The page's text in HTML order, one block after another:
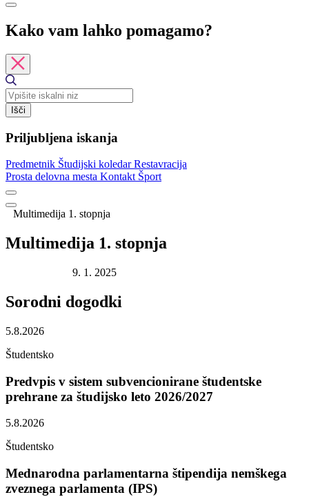
Kako vam lahko pomagamo?
Išči
Priljubljena iskanja
Predmetnik Študijski koledarRestavracija
Prosta delovna mesta Kontakt Šport
Multimedija 1. stopnja
Multimedija 1. stopnja
9. 1. 2025
Sorodni dogodki
5.8.2026
Študentsko
Predvpis v sistem subvencionirane študentske
prehrane za študijsko leto 2026/2027
5.8.2026
Študentsko
Mednarodna parlamentarna štipendija nemškega
zveznega parlamenta (IPS)